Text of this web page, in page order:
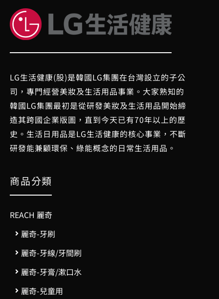
LG生活健康(股)是韓國LG集團在台灣設立的子公
司，專門經營美妝及生活用品事業。大家熟知的
韓國LG集團最初是從研發美妝及生活用品開始締
造其跨國企業版圖，直到今天已有70年以上的歷
史。生活日用品是LG生活健康的核心事業，不斷
研發能兼顧環保、綠能概念的日常生活用品。
商品分類
REACH 麗奇
麗奇-牙刷
麗奇-牙線/牙間刷
麗奇-牙膏/漱口水
麗奇-兒童用